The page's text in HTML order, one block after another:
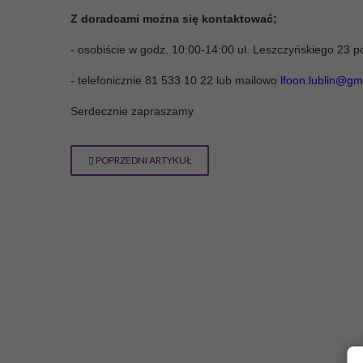
Z doradcami można się kontaktować;
- osobiście w godz. 10:00-14:00 ul. Leszczyńskiego 23
- telefonicznie 81 533 10 22 lub mailowo
Serdecznie zapraszamy
POPRZEDNI ARTYKUŁ